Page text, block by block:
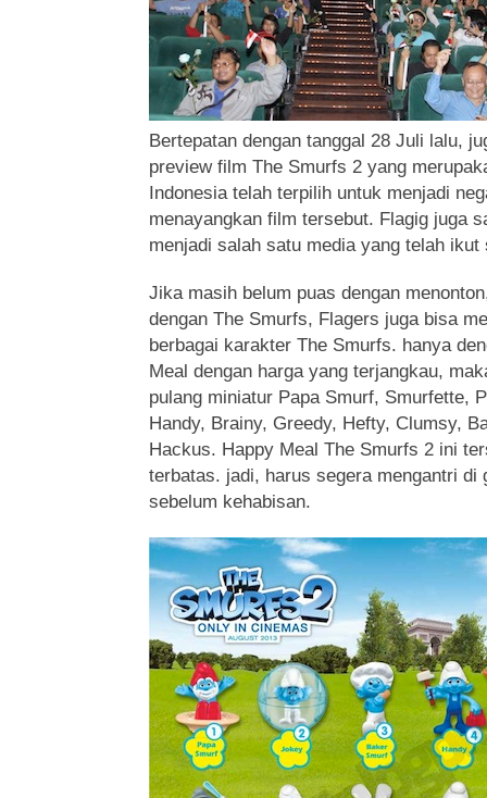
Bertepatan dengan tanggal 28 Juli lalu,
preview film The Smurfs 2 yang
Indonesia telah terpilih untuk menjadi
menayangkan film tersebut. Flagig juga
menjadi salah satu media yang telah
Jika masih belum puas dengan
dengan The Smurfs, Flagers juga bisa
berbagai karakter The Smurfs. hanya
Meal dengan harga yang terjangkau,
pulang miniatur Papa Smurf, Smurfette,
Handy, Brainy, Greedy, Hefty, Clumsy,
Hackus. Happy Meal The Smurfs 2 ini
terbatas. jadi, harus segera mengantri di
sebelum kehabisan.